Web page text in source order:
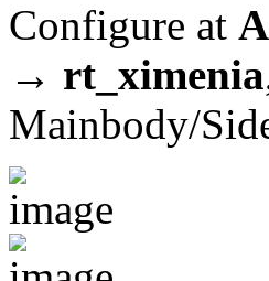
Configure at
→ rt_ximenia
Mainbody/